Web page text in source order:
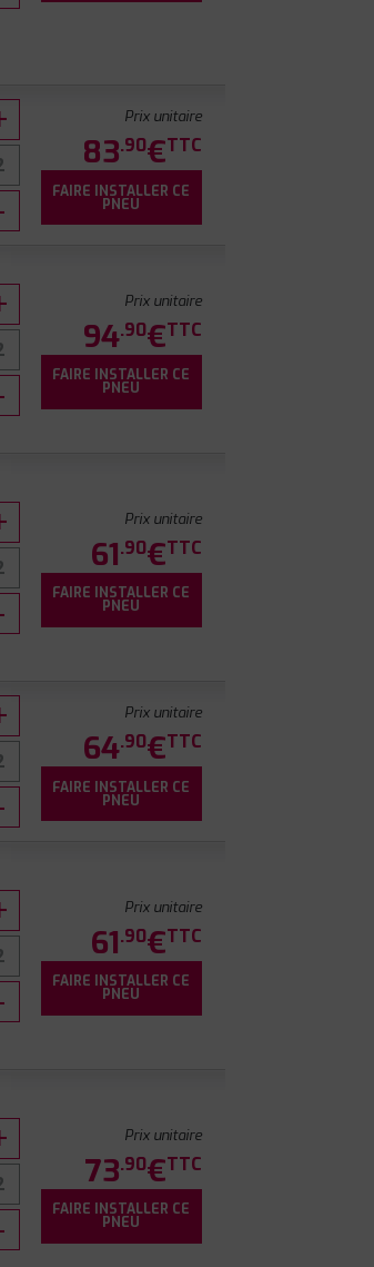
Prix unitaire
83.90€TTC
FAIRE INSTALLER CE
PNEU
Prix unitaire
94.90€TTC
FAIRE INSTALLER CE
PNEU
Prix unitaire
61.90€TTC
FAIRE INSTALLER CE
PNEU
Prix unitaire
64.90€TTC
FAIRE INSTALLER CE
PNEU
Prix unitaire
61.90€TTC
FAIRE INSTALLER CE
PNEU
Prix unitaire
73.90€TTC
FAIRE INSTALLER CE
PNEU